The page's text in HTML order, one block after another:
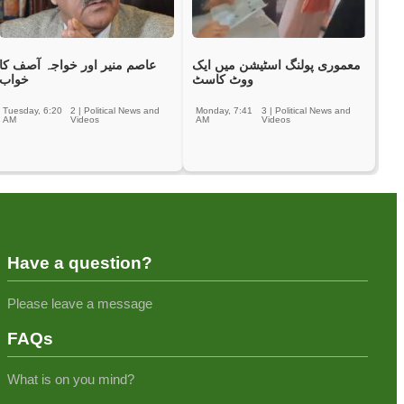
عاصم منیر اور خواجہ آصف کا
خواب
2 |Political News and
Videos
Tuesday, 6:20
AM
معموری پولنگ اسٹیشن میں ایک
ووٹ کاسٹ
3 | Political News and
Videos
Monday, 7:41
AM
Have a question?
Please leave a message
FAQs
What is on you mind?